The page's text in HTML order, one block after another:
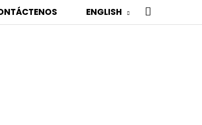
ENGLISH BUSCAR